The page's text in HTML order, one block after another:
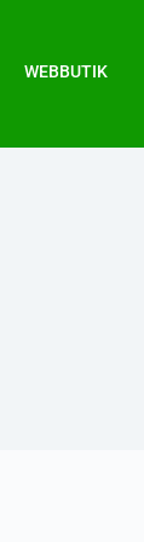
WEBBUTIK